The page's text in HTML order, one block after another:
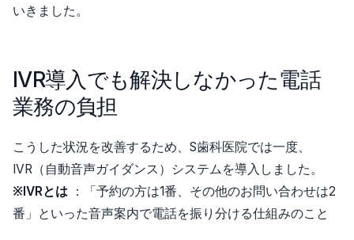
いきました。
IVR導入でも解決しなかった電話
業務の負担
こうした状況を改善するため、S歯科医院では一度、
IVR（自動音声ガイダンス）システムを導入しました。
※IVRとは ：「予約の方は1番、その他のお問い合わせは2
番」といった音声案内で電話を振り分ける仕組みのこと